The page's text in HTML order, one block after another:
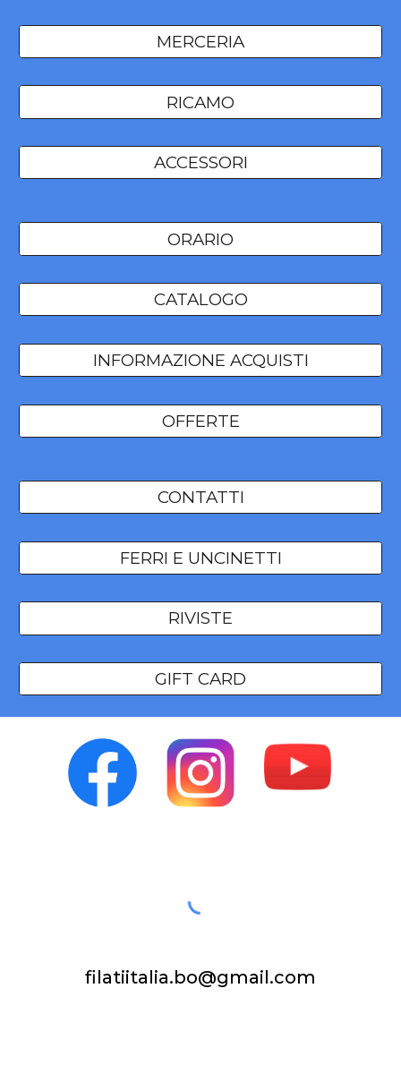
MERCERIA
RICAMO
ACCESSORI
ORARIO
CATALOGO
INFORMAZIONE ACQUISTI
OFFERTE
CONTATTI
FERRI E UNCINETTI
RIVISTE
GIFT CARD
filatiitalia.bo@gmail.com